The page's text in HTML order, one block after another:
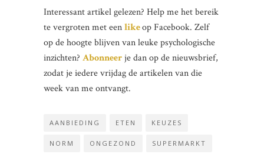
Interessant artikel gelezen? Help me het bereik
te vergroten met eenlikeop Facebook. Zelf
op de hoogte blijven van leuke psychologische
inzichten? Abonneerje dan op de nieuwsbrief,
zodat je iedere vrijdag de artikelen van die
week van me ontvangt.
AANBIEDING ETEN KEUZES
NORM ONGEZOND SUPERMARKT